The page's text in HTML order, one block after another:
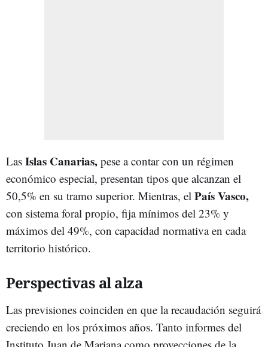
Las Islas Canarias, pese a contar con un régimen
económico especial, presentan tipos que alcanzan el
50,5% en su tramo superior. Mientras, el País Vasco,
con sistema foral propio, fija mínimos del 23% y
máximos del 49%, con capacidad normativa en cada
territorio histórico.
Perspectivas al alza
Las previsiones coinciden en que la recaudación seguirá
creciendo en los próximos años. Tanto informes del